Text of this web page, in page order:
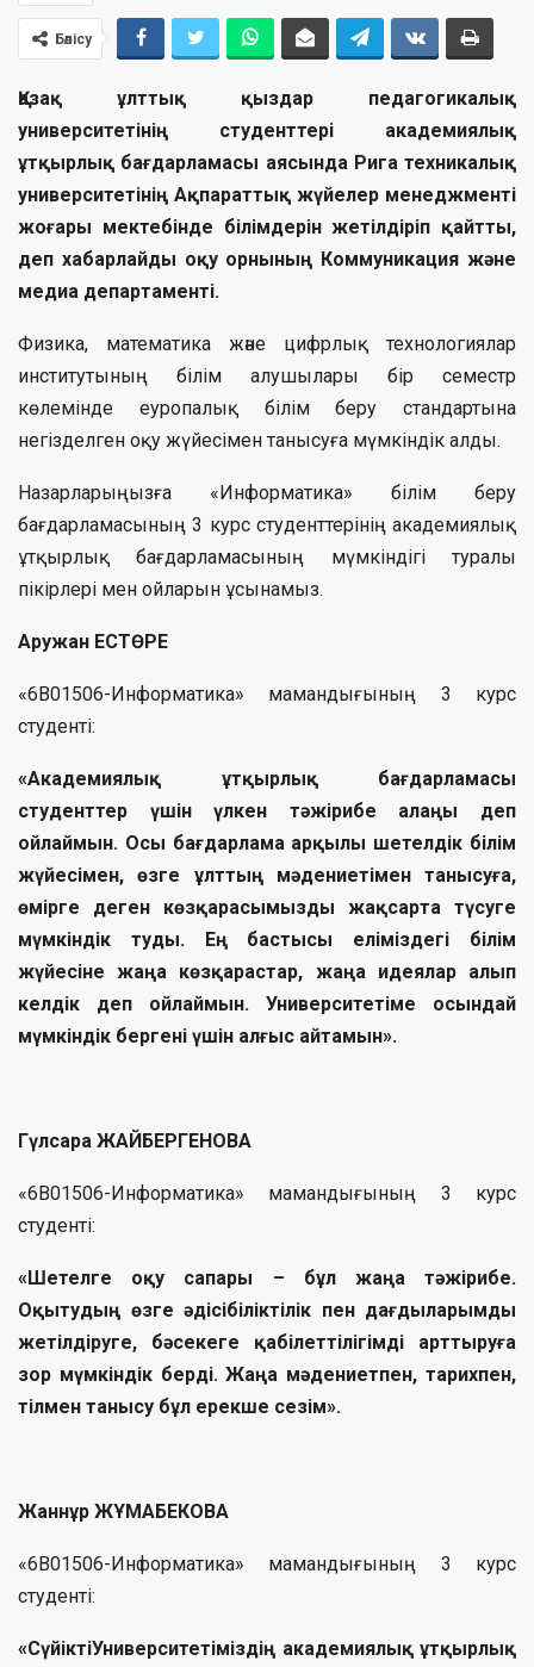
Бөлісу
Қазақ ұлттық қыздар педагогикалық
университетінің студенттері академиялық
ұтқырлық бағдарламасы аясында Рига техникалық
университетінің Ақпараттық жүйелер менеджменті
жоғары мектебінде білімдерін жетілдіріп қайтты,
деп хабарлайды оқу орнының Коммуникация және
медиа департаменті.
Физика, математика және цифрлық технологиялар
институтының білім алушылары бір семестр
көлемінде еуропалық білім беру стандартына
негізделген оқу жүйесімен танысуға мүмкіндік алды.
Назарларыңызға «Информатика» білім беру
бағдарламасының 3 курс студенттерінің академиялық
ұтқырлық бағдарламасының мүмкіндігі туралы
пікірлері мен ойларын ұсынамыз.
Аружан ЕСТӨРЕ
«6B01506-Информатика» мамандығының 3 курс
студенті:
«Академиялық ұтқырлық бағдарламасы
студенттер үшін үлкен тәжірибе алаңы деп
ойлаймын. Осы бағдарлама арқылы шетелдік білім
жүйесімен, өзге ұлттың мәдениетімен танысуға,
өмірге деген көзқарасымызды жақсарта түсуге
мүмкіндік туды. Ең бастысы еліміздегі білім
жүйесіне жаңа көзқарастар, жаңа идеялар алып
келдік деп ойлаймын. Университетіме осындай
мүмкіндік бергені үшін алғыс айтамын».
Гүлсара ЖАЙБЕРГЕНОВА
«6B01506-Информатика» мамандығының 3 курс
студенті:
«Шетелге оқу сапары – бұл жаңа тәжірибе.
Оқытудың өзге әдісібіліктілік пен дағдыларымды
жетілдіруге, бәсекеге қабілеттілігімді арттыруға
зор мүмкіндік берді. Жаңа мәдениетпен, тарихпен,
тілмен танысу бұл ерекше сезім».
Жаннұр ЖҰМАБЕКОВА
«6B01506-Информатика» мамандығының 3 курс
студенті:
«СүйіктіУниверситетіміздің академиялық ұтқырлық